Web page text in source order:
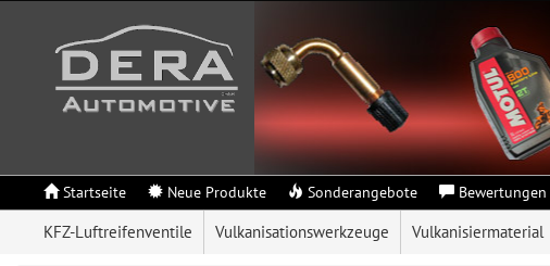
Startseite Neue Produkte Sonderangebote Bewertungen
KFZ-Luftreifenventile Vulkanisationswerkzeuge Vulkanisiermaterial